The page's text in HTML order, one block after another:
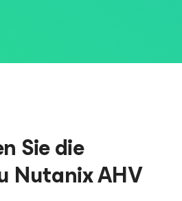
Sie die
Nutanix AHV